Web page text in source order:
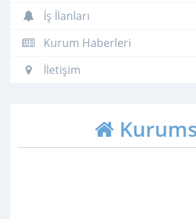
İş İlanları
Kurum Haberleri
İletişim